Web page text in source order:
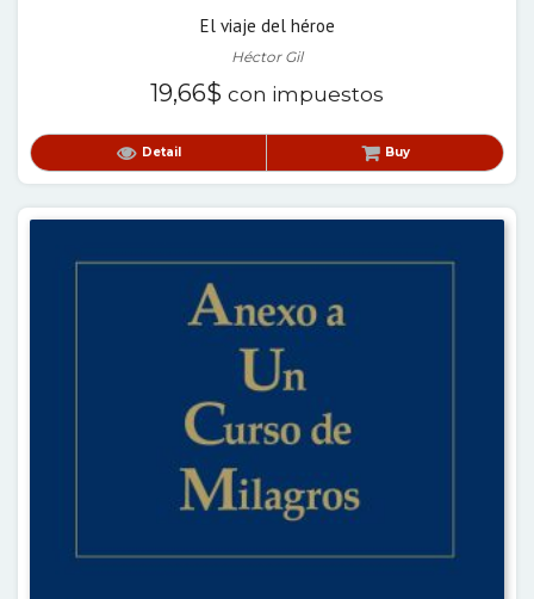
El viaje del héroe
Héctor Gil
19,66$ con impuestos
Detail Buy